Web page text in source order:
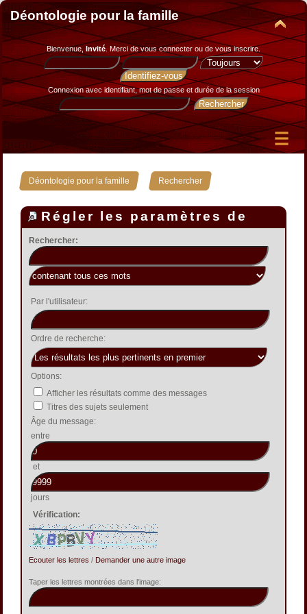
Déontologie pour la famille
Bienvenue, Invité. Merci devous connecter ou de vous inscrire.
Connexion avec identifiant, mot de passe et durée de la session
Déontologie pour la famille » Rechercher
Régler les paramètres de
recherche
Rechercher:
Par l'utilisateur:
Ordre de recherche:
Options:
Afficher les résultats comme des messages
Titres des sujets seulement
Âge du message:
entre
et
jours
Vérification:
Ecouter les lettres / Demander une autre image
Taper les lettres montrées dans l'image: